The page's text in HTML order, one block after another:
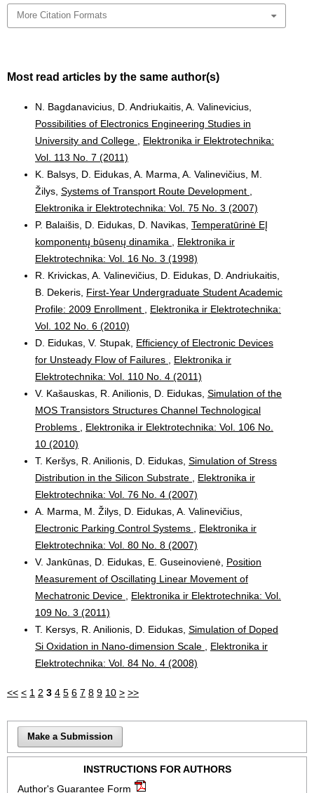
More Citation Formats
Most read articles by the same author(s)
N. Bagdanavicius, D. Andriukaitis, A. Valinevicius,
Possibilities of Electronics Engineering Studies in
University and College
Elektronika ir Elektrotechnika:
Vol. 113 No. 7 (2011)
K. Balsys, D. Eidukas, A. Marma, A. Valinevičius, M.
Žilys, Systems of Transport Route Development
Elektronika ir Elektrotechnika: Vol. 75 No. 3 (2007)
P. Balaišis, D. Eidukas, D. Navikas, Temperatūrinė EĮ
komponentų būsenų dinamika
Elektronika ir
Elektrotechnika: Vol. 16 No. 3 (1998)
R. Krivickas, A. Valinevičius, D. Eidukas, D. Andriukaitis,
B. Dekeris, First-Year Undergraduate Student Academic
Profile: 2009 Enrollment
Elektronika ir Elektrotechnika:
Vol. 102 No. 6 (2010)
D. Eidukas, V. Stupak, Efficiency of Electronic Devices
for Unsteady Flow of Failures
Elektronika ir
Elektrotechnika: Vol. 110 No. 4 (2011)
V. Kašauskas, R. Anilionis, D. Eidukas, Simulation of the
MOS Transistors Structures Channel Technological
Problems
Elektronika ir Elektrotechnika: Vol. 106 No.
10 (2010)
T. Keršys, R. Anilionis, D. Eidukas, Simulation of Stress
Distribution in the Silicon Substrate
Elektronika ir
Elektrotechnika: Vol. 76 No. 4 (2007)
A. Marma, M. Žilys, D. Eidukas, A. Valinevičius,
Electronic Parking Control Systems
Elektronika ir
Elektrotechnika: Vol. 80 No. 8 (2007)
V. Jankūnas, D. Eidukas, E. Guseinovienė, Position
Measurement of Oscillating Linear Movement of
Mechatronic Device
Elektronika ir Elektrotechnika: Vol.
109 No. 3 (2011)
T. Kersys, R. Anilionis, D. Eidukas, Simulation of Doped
Si Oxidation in Nano-dimension Scale
Elektronika ir
Elektrotechnika: Vol. 84 No. 4 (2008)
<< < 1 2 3 4 5 6 7 8 9 10 > >>
Make a Submission
INSTRUCTIONS FOR AUTHORS
Author's Guarantee Form